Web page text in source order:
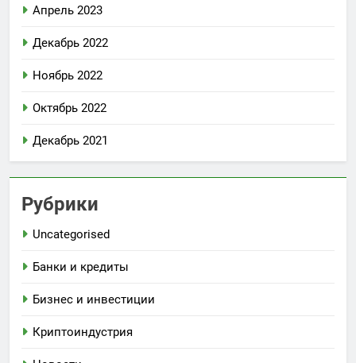
Апрель 2023
Декабрь 2022
Ноябрь 2022
Октябрь 2022
Декабрь 2021
Рубрики
Uncategorised
Банки и кредиты
Бизнес и инвестиции
Криптоиндустрия